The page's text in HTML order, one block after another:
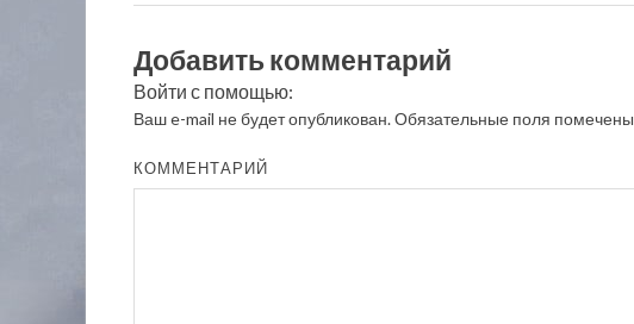
Добавить комментарий
Войти с помощью:
Ваш e-mail не будет опубликован.Обязательные поля помечены
КОММЕНТАРИЙ